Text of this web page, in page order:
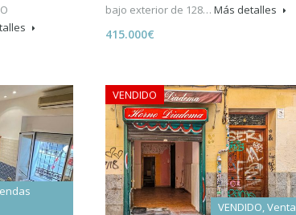
bajo exterior de 128… Más detalles
415.000€
VENDIDO
VENDIDO, Venta